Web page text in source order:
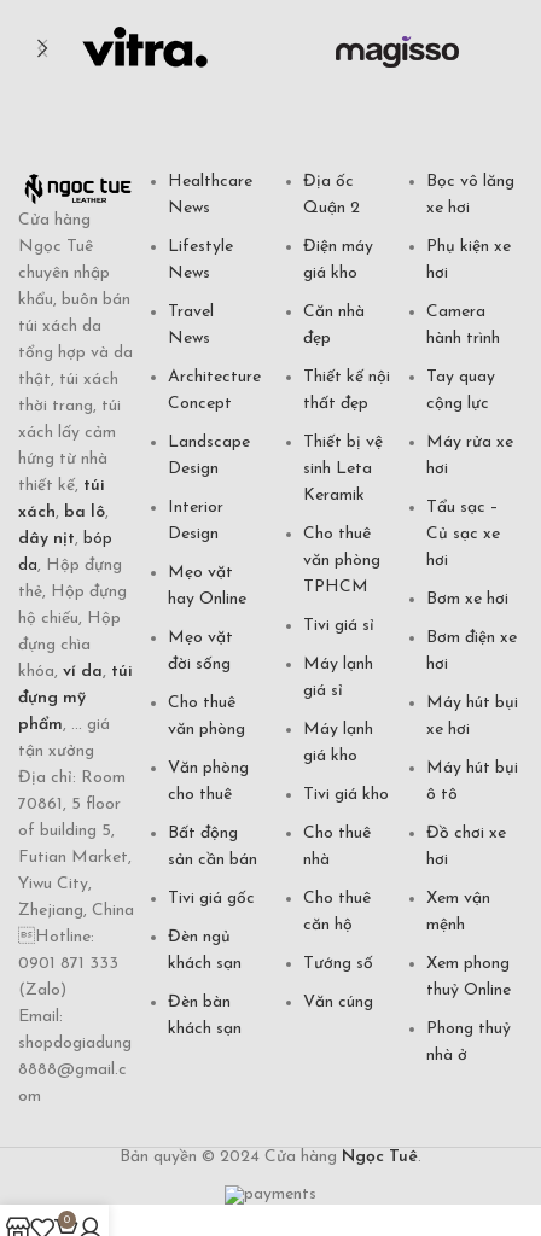
Cửa hàng
Ngọc Tuê
chuyên nhập
khẩu, buôn bán
túi xách da
tổng hợp và da
thật, túi xách
thời trang, túi
xách lấy cảm
hứng từ nhà
thiết kế, túi
xách, ba lô,
dây nịt, bóp
da, Hộp đựng
thẻ, Hộp đựng
hộ chiếu, Hộp
đựng chìa
khóa, ví da, túi
đựng mỹ
phẩm, ... giá
tận xưởng
Địa chỉ: Room
70861, 5 floor
of building 5,
Futian Market,
Yiwu City,
Zhejiang, China
Hotline:
0901 871 333
(Zalo)
Email:
shopdogiadung
8888@gmail.c
om
Healthcare
News
Lifestyle
News
Travel
News
Architecture
Concept
Landscape
Design
Interior
Design
Mẹo vặt
hay Online
Mẹo vặt
đời sống
Cho thuê
văn phòng
Văn phòng
cho thuê
Bất động
sản cần bán
Tivi giá gốc
Đèn ngủ
khách sạn
Đèn bàn
khách sạn
Địa ốc
Quận 2
Điện máy
giá kho
Căn nhà
đẹp
Thiết kế nội
thất đẹp
Thiết bị vệ
sinh Leta
Keramik
Cho thuê
văn phòng
TPHCM
Tivi giá sỉ
Máy lạnh
giá sỉ
Máy lạnh
giá kho
Tivi giá kho
Cho thuê
nhà
Cho thuê
căn hộ
Tướng số
Văn cúng
Bọc vô lăng
xe hơi
Phụ kiện xe
hơi
Camera
hành trình
Tay quay
cộng lực
Máy rửa xe
hơi
Tẩu sạc –
Củ sạc xe
hơi
Bơm xe hơi
Bơm điện xe
hơi
Máy hút bụi
xe hơi
Máy hút bụi
ô tô
Đồ chơi xe
hơi
Xem vận
mệnh
Xem phong
thuỷ Online
Phong thuỷ
nhà ở
Bản quyền © 2024 Cửa hàng Ngọc Tuê.
0